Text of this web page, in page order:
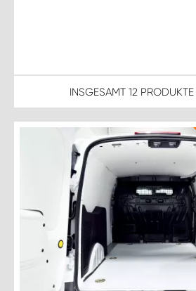
INSGESAMT 12 PRODUKTE